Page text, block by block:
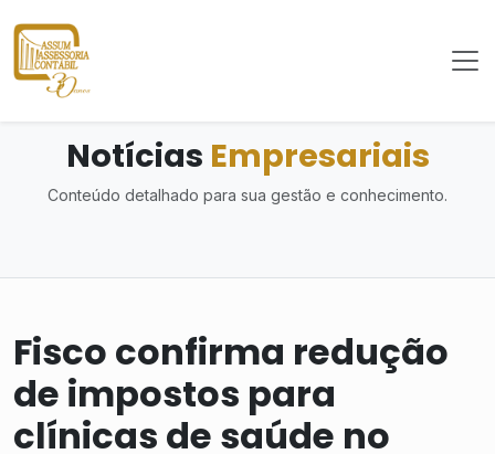
Notícias Empresariais
Conteúdo detalhado para sua gestão e conhecimento.
Fisco confirma redução
de impostos para
clínicas de saúde no